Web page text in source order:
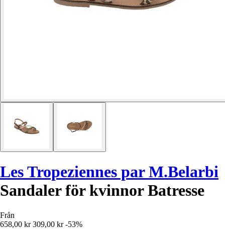
Les Tropeziennes par M.Belarbi
Sandaler för kvinnor Batresse
Från
658,00 kr 309,00 kr -53%